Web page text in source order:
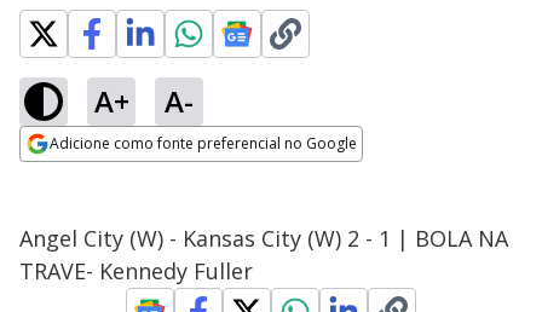
A+ A-
Adicione como fonte preferencial no Google
Angel City (W) - Kansas City (W) 2 - 1 | BOLA NA
TRAVE- Kennedy Fuller